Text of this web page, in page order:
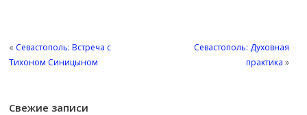
« Севастополь: Встреча с
Тихоном Синицыном
Севастополь: Духовная
практика »
Свежие записи